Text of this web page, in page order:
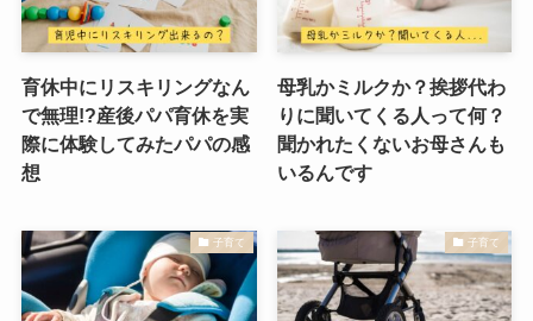
育休中にリスキリングなん
で無理!?産後パパ育休を実
際に体験してみたパパの感
想
母乳かミルクか？挨拶代わ
りに聞いてくる人って何？
聞かれたくないお母さんも
いるんです
子育て 子育て